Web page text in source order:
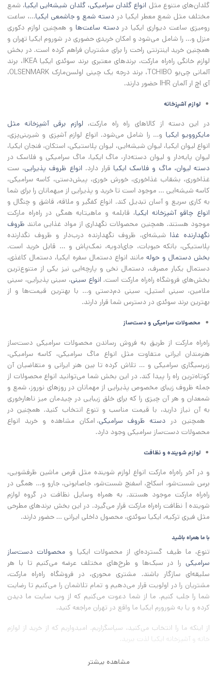
گلدان‌های متنوع مثل انواع گلدان سرامیکی، گلدان شیشه‌ایی ایکیا، شمع
مختلف مثل شمع معطر ایکیا در دسته شمع و جاشمعی ایکیا...، ساعت
رومیزی ساعت دیواری ایکیا در دسته ساعت‌ها و همچنین لوازم دکوری
منزل و... را شامل می‌شود و امکان خریدی حضوری در شوروم ایکیا تهران و
همچنین خرید اینترنتی راحت را برای مشتریان فراهم کرده است. در بخش
لوازم خانگی راه‌راه مارکت، برندهای معتبری برند سوئدی ایکیا IKEA، برند
آلمانی چی‌بو TCHIBO، برند درجه یک چینی اولسن‌مارک OLSENMARK،
آی اچ‌ ار آلمان IHR حضور دارند.
لوازم‌ آشپزخانه
در این دسته از کالاهای راه راه مارکت، لوازم برقی آشپزخانه مثل
مایکروویو ایکیا و... را شامل می‌شود. انواع لوازم آشپزی و شیرینی‌پزی،
انواع لیوان ایکیا، لیوان شیشه‌ایی، لیوان پلاستیکی، استکان، فنجان ایکیا،
لیوان پایه‌دار و لیوان دسته‌دار، ماگ ایکیا، ماگ سرامیکی و فلاسک در
دسته لیوان، ماگ و فلاسک ایکیاقرار دارد. انواع ظروف پذیرایی، ست
غذاخوری، بشقاب غذاخوری، خورش خوری، پیش‌دستی، کاسه سرامیکی،
کاسه شیشه‌ایی ... موجود است تا خرید و پذیرایی از میهمانان را برای شما
به کاری سریع و آسان تبدیل کند. انواع کفگیر و ملاقه، قاشق و چنگال و
انواع چاقو آشپزخانه ایکیا، قابلمه و ماهیتابه همگی در راه‌راه مارکت
موجود هستند. همچنین محصولات نگهداری از مواد غذایی مانند ظروف
نگهدارنده غذاشیشه‌ای، ظروف نگهدارنده درب‌دار و ظروف نگدارنده
پلاستیکی، بانکه حبوبات، جای‌ادویه، نمک‌پاش و ... قابل خرید است.
بخش دستمال و حولهمانند انواع دستمال سفره ایکیا، دستمال کاغذی،
دستمال یکبار مصرف، دستمال نخی و پارچه‌ایی نیز یکی از متنوع‌ترین
بخش‌های فروشگاه راه‌راه مارکت است. انواع سینی، سینی پذیرایی، سینی
ملامین، سینی استیل، سینی دم‌دستی و... با بهترین قیمت‌ها و از
بهترین برند سوئدی در دسترس شما قرار دارند.
محصولات سرامیکی و دست‌ساز
راه‌راه مارکت از طریق به فروش رساندن محصولات سرامیکی دست‌ساز
هنرمندان ایرانی متفاوت مثل انواع ماگ سرامیکی، کاسه سرامیکی،
زیرسیگاری سرامیکی و ... تلاش کرده تا بین هنر ایرانی و متقاضیان آن
کوتاه‌ترین راه را پیدا کند. در این بخش شما می‌توانید انواع محصولات از
جمله ظروف زیبای مخصوص پذیرایی از مهمانان در روزهای نوروز، شمع و
شمعدان و هر آن چیزی را که برای خلق زیبایی در چیدمان میز ناهارخوری
به آن نیاز دارید، با قیمت مناسب و تنوع انتخاب کنید. همچنین در
همچنین در دسته ظروف سرامیکی، امکان مشاهده و خرید انواع
محصولات دست‌ساز سرامیکی وجود دارد.
لوازم شوینده و نظافت
و در آخر راه‌راه مارکت انواع لوازم شوینده مثل قرص ماشین ظرفشویی،
برس شست‌شو، اسکاچ، اسفنج شست‌شو، جاصابونی، جارو و... همگی در
راه‌راه مارکت موجود هستند. به همراه وسایل نظافت در گروه لوازم
شوینده | نظافت راه‌راه مارکت قرار می‌گیرد. در این بخش برندهای مطرحی
مثل فیری ترکیه، ایکیا سوئدی، محصول داخلی ایرانی ... حضور دارند.
با ما همراه باشید
تنوع، ما طیف گسترده‌ای از محصولات ایکیا و محصولات دست‌ساز
سرامیکی را در سبک‌ها و طرح‌های مختلف عرضه می‌کنیم تا با هر
سلیقه‌ای سازگار باشند. مشتری محوری، در فروشگاه راه‌راه مارکت،
مشتریان را در اولویت قرار می‌دهیم و تمام تلاشمان را می‌کنیم تا رضایت
شما را جلب کنیم. ما از شما دعوت می‌کنیم که از وب سایت ما دیدن
کرده و یا به شورورم ایکیا ما واقع در تهران مراجعه کنید.
از اینکه ما را انتخاب می‌کنید، سپاسگزاریم. امیدواریم که از خرید از لوازم
خانه و آشپزخانه ایکیا لذت ببرید
مشاهده بیشتر